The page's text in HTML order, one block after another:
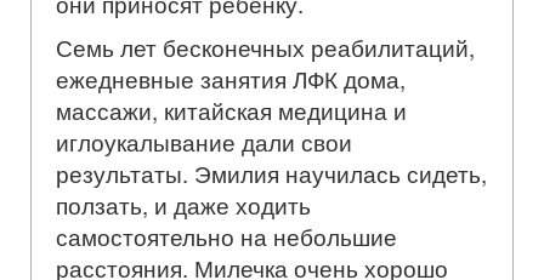
Семь лет бесконечных реабилитаций,
ежедневные занятия ЛФК дома,
массажи, китайская медицина и
иглоукалывание дали свои
результаты. Эмилия научилась сидеть,
ползать, и даже ходить
самостоятельно на небольшие
расстояния. Милечка очень хорошо